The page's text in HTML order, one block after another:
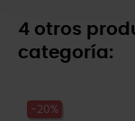
4 otros
categoría:
-20%